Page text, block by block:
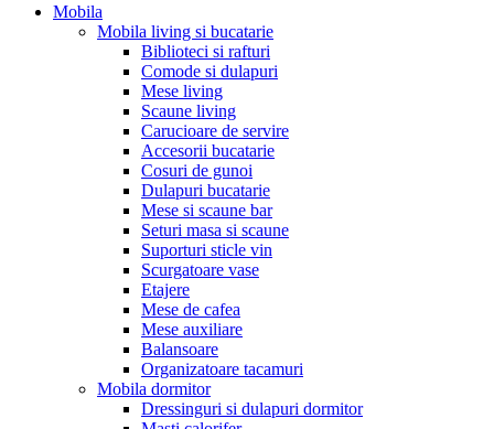
Mobila
Mobila living si bucatarie
Biblioteci si rafturi
Comode si dulapuri
Mese living
Scaune living
Carucioare de servire
Accesorii bucatarie
Cosuri de gunoi
Dulapuri bucatarie
Mese si scaune bar
Seturi masa si scaune
Suporturi sticle vin
Scurgatoare vase
Etajere
Mese de cafea
Mese auxiliare
Balansoare
Organizatoare tacamuri
Mobila dormitor
Dressinguri si dulapuri dormitor